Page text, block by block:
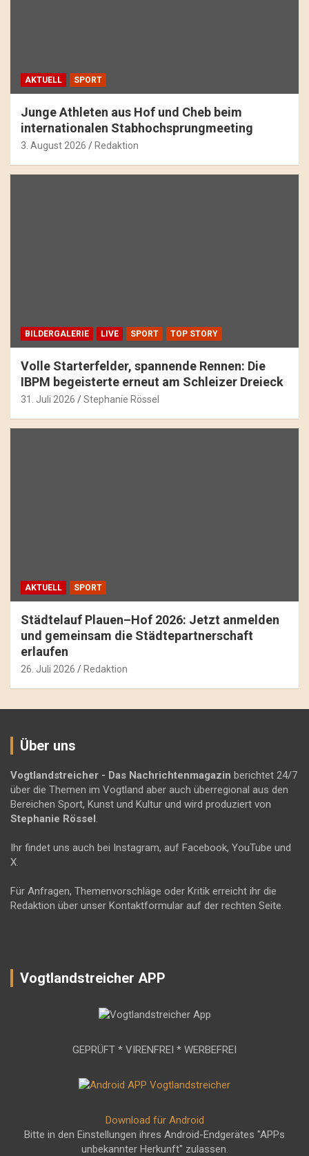
AKTUELL SPORT
Junge Athleten aus Hof und Cheb beim
internationalen Stabhochsprungmeeting
3. August 2026 Redaktion
BILDERGALERIE LIVE SPORT TOP STORY
Volle Starterfelder, spannende Rennen: Die
IBPM begeisterte erneut am Schleizer Dreieck
31. Juli 2026 Stephanie Rössel
AKTUELL SPORT
Städtelauf Plauen–Hof 2026: Jetzt anmelden
und gemeinsam die Städtepartnerschaft
erlaufen
26. Juli 2026 Redaktion
Über uns
Vogtlandstreicher - Das Nachrichtenmagazin berichtet 24/7
über die Themen im Vogtland aber auch überregional aus den
Bereichen Sport, Kunst und Kultur und wird produziert von
Stephanie Rössel.
Ihr findet uns auch bei Instagram, auf Facebook, YouTube und
X.
Für Anfragen, Themenvorschläge oder Kritik erreicht ihr die
Redaktion über unser Kontaktformular auf der rechten Seite.
Vogtlandstreicher APP
GEPRÜFT * VIRENFREI * WERBEFREI
Download für Android
Bitte in den Einstellungen ihres Android-Endgerätes "APPs
unbekannter Herkunft" zulassen.